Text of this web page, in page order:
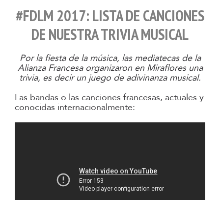
#FDLM 2017: LISTA DE CANCIONES
DE NUESTRA TRIVIA MUSICAL
Por la fiesta de la música, las mediatecas de la
Alianza Francesa organizaron en Miraflores una
trivia, es decir un juego de adivinanza musical.
Las bandas o las canciones francesas, actuales y
conocidas internacionalmente: